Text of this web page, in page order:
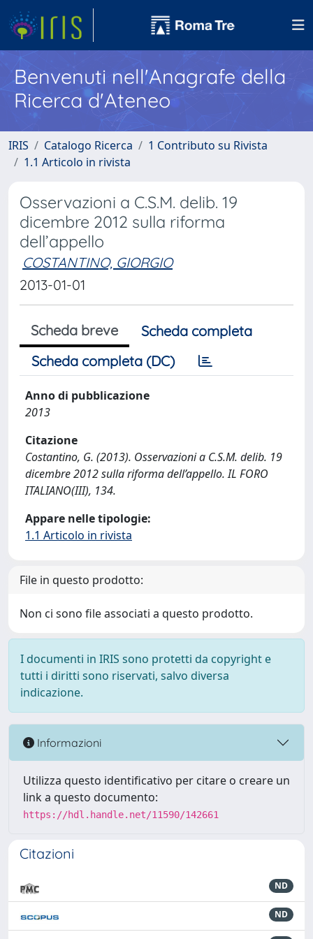
Benvenuti nell'Anagrafe della
Ricerca d'Ateneo
IRIS Catalogo Ricerca
1 Contributo su Rivista
1.1 Articolo in rivista
Osservazioni a C.S.M. delib. 19
dicembre 2012 sulla riforma
dell’appello
COSTANTINO, GIORGIO
2013-01-01
Scheda breve
Scheda completa
Scheda completa (DC)
Anno di pubblicazione
2013
Citazione
Costantino, G. (2013). Osservazioni a C.S.M. delib. 19
dicembre 2012 sulla riforma dell’appello. IL FORO
ITALIANO(III), 134.
Appare nelle tipologie:
1.1 Articolo in rivista
File in questo prodotto:
Non ci sono file associati a questo prodotto.
I documenti in IRIS sono protetti da copyright e
tutti i diritti sono riservati, salvo diversa
indicazione.
Informazioni
Utilizza questo identificativo per citare o creare un
link a questo documento:
https://hdl.handle.net/11590/142661
Citazioni
ND
ND